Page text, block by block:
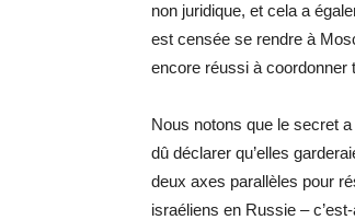
non juridique, et cela a
est censée se rendre à
encore réussi à
Nous notons que le secret
dû déclarer qu’elles
deux axes parallèles pour
israéliens en Russie –